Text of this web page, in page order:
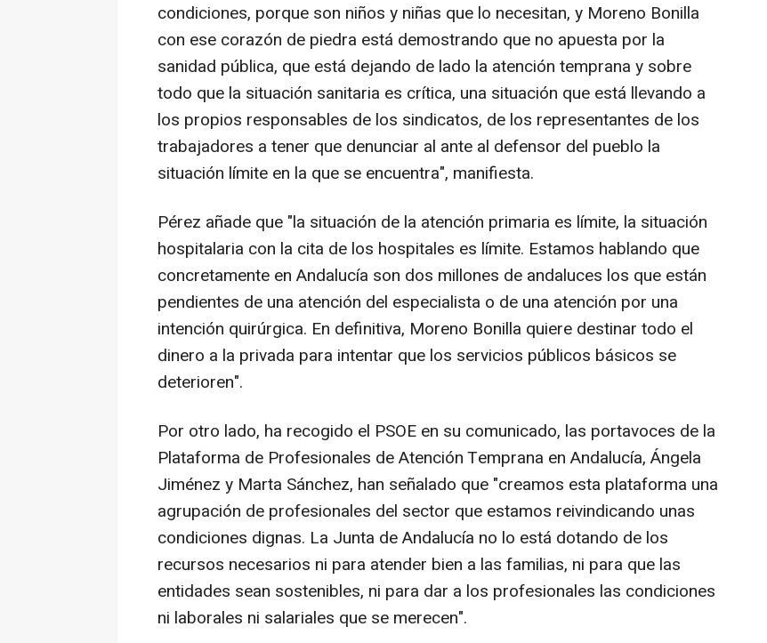
condiciones, porque son niños y niñas que lo necesitan, y Moreno Bonilla
con ese corazón de piedra está demostrando que no apuesta por la
sanidad pública, que está dejando de lado la atención temprana y sobre
todo que la situación sanitaria es crítica, una situación que está llevando a
los propios responsables de los sindicatos, de los representantes de los
trabajadores a tener que denunciar al ante al defensor del pueblo la
situación límite en la que se encuentra", manifiesta.
Pérez añade que "la situación de la atención primaria es límite, la situación
hospitalaria con la cita de los hospitales es límite. Estamos hablando que
concretamente en Andalucía son dos millones de andaluces los que están
pendientes de una atención del especialista o de una atención por una
intención quirúrgica. En definitiva, Moreno Bonilla quiere destinar todo el
dinero a la privada para intentar que los servicios públicos básicos se
deterioren".
Por otro lado, ha recogido el PSOE en su comunicado, las portavoces de la
Plataforma de Profesionales de Atención Temprana en Andalucía, Ángela
Jiménez y Marta Sánchez, han señalado que "creamos esta plataforma una
agrupación de profesionales del sector que estamos reivindicando unas
condiciones dignas. La Junta de Andalucía no lo está dotando de los
recursos necesarios ni para atender bien a las familias, ni para que las
entidades sean sostenibles, ni para dar a los profesionales las condiciones
ni laborales ni salariales que se merecen".